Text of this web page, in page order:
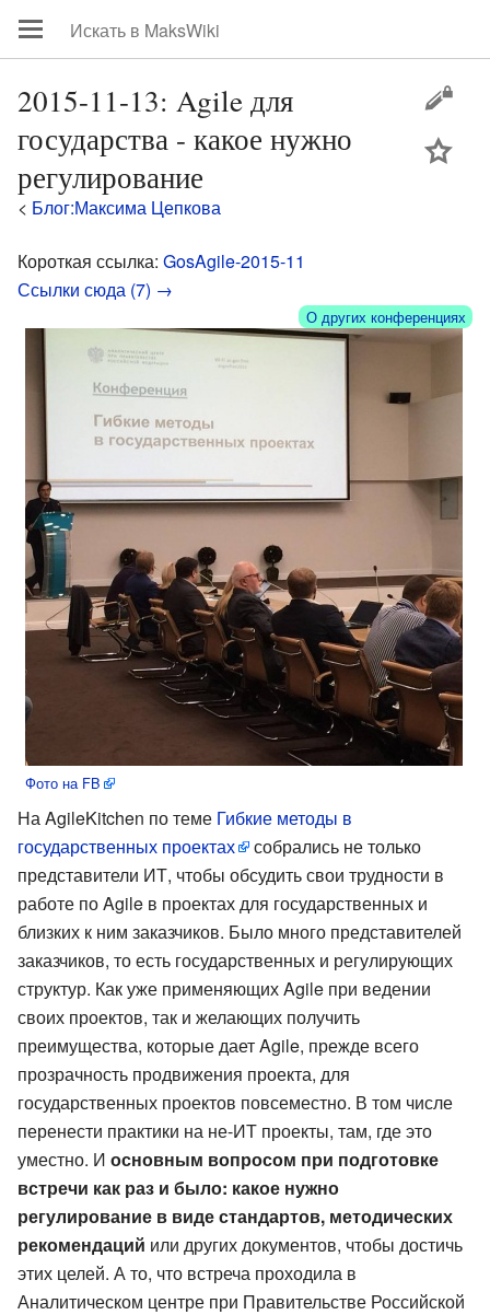
2015-11-13: Agile для
государства - какое нужно
регулирование
< Блог:Максима Цепкова
Короткая ссылка: GosAgile-2015-11
Ссылки сюда (7) →
О других конференциях
Фото на FB
На AgileKitchen по теме Гибкие методы в
государственных проектах
собрались не только
представители ИТ, чтобы обсудить свои трудности в
работе по Agile в проектах для государственных и
близких к ним заказчиков. Было много представителей
заказчиков, то есть государственных и регулирующих
структур. Как уже применяющих Agile при ведении
своих проектов, так и желающих получить
преимущества, которые дает Agile, прежде всего
прозрачность продвижения проекта, для
государственных проектов повсеместно. В том числе
перенести практики на не-ИТ проекты, там, где это
уместно. И основным вопросом при подготовке
встречи как раз и было: какое нужно
регулирование в виде стандартов, методических
рекомендаций или других документов, чтобы достичь
этих целей. А то, что встреча проходила в
Аналитическом центре при Правительстве Российской